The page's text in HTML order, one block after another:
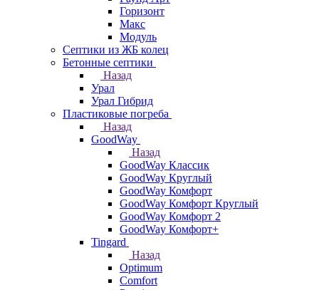
Горизонт
Макс
Модуль
Септики из ЖБ колец
Бетонные септики
Назад
Урал
Урал Гибрид
Пластиковые погреба
Назад
GoodWay
Назад
GoodWay Классик
GoodWay Круглый
GoodWay Комфорт
GoodWay Комфорт Круглый
GoodWay Комфорт 2
GoodWay Комфорт+
Tingard
Назад
Optimum
Comfort